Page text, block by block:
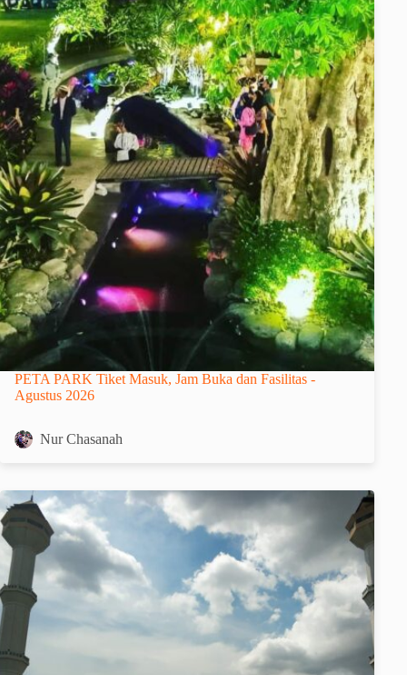
PETA PARK Tiket Masuk, Jam Buka dan Fasilitas -
Agustus 2026
Nur Chasanah